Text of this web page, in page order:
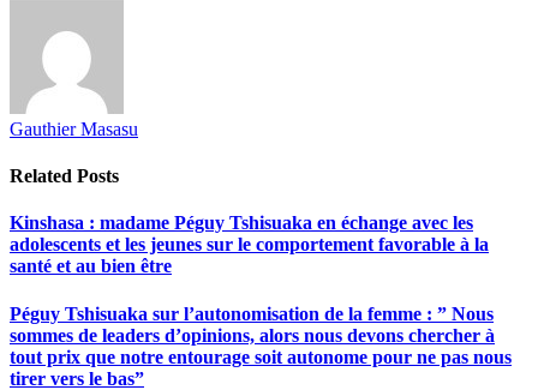
Gauthier Masasu
Related Posts
Kinshasa : madame Péguy Tshisuaka en échange avec les
adolescents et les jeunes sur le comportement favorable à la
santé et au bien être
Péguy Tshisuaka sur l’autonomisation de la femme : ” Nous
sommes de leaders d’opinions, alors nous devons chercher à
tout prix que notre entourage soit autonome pour ne pas nous
tirer vers le bas”